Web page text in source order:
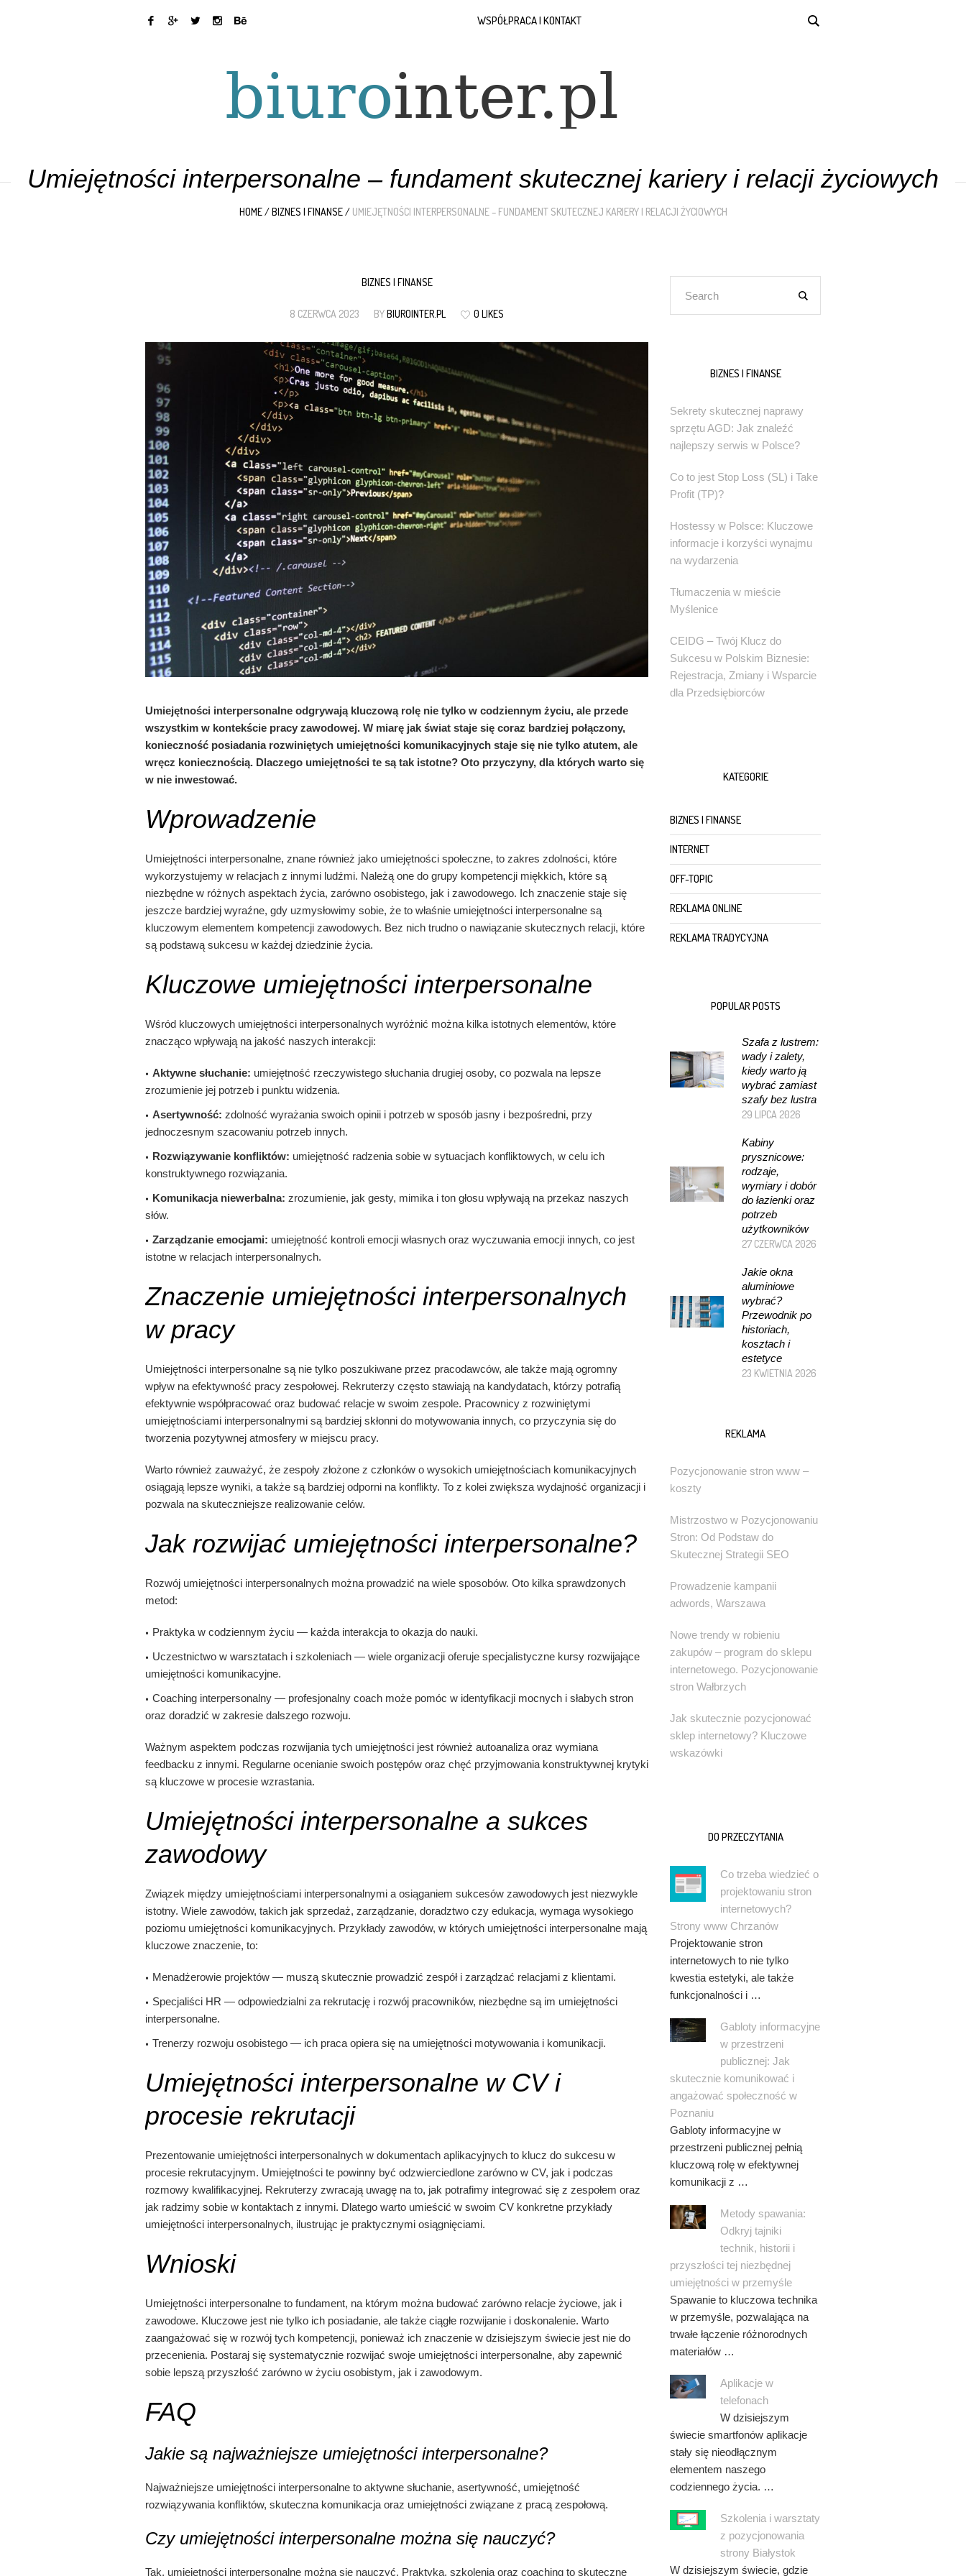
WSPÓŁPRACA I KONTAKT
Umiejętności interpersonalne – fundament skutecznej kariery i relacji życiowych
HOME /BIZNES I FINANSE / UMIEJĘTNOŚCI INTERPERSONALNE – FUNDAMENT SKUTECZNEJ KARIERY I RELACJI ŻYCIOWYCH
BIZNES I FINANSE
8 CZERWCA 2023 BYBIUROINTER.PL 0 LIKES
Umiejętności interpersonalne odgrywają kluczową rolę nie tylko w codziennym życiu, ale przede
wszystkim w kontekście pracy zawodowej. W miarę jak świat staje się coraz bardziej połączony,
konieczność posiadania rozwiniętych umiejętności komunikacyjnych staje się nie tylko atutem, ale
wręcz koniecznością. Dlaczego umiejętności te są tak istotne? Oto przyczyny, dla których warto się
w nie inwestować.
Wprowadzenie
Umiejętności interpersonalne, znane również jako umiejętności społeczne, to zakres zdolności, które
wykorzystujemy w relacjach z innymi ludźmi. Należą one do grupy kompetencji miękkich, które są
niezbędne w różnych aspektach życia, zarówno osobistego, jak i zawodowego. Ich znaczenie staje się
jeszcze bardziej wyraźne, gdy uzmysłowimy sobie, że to właśnie umiejętności interpersonalne są
kluczowym elementem kompetencji zawodowych. Bez nich trudno o nawiązanie skutecznych relacji, które
są podstawą sukcesu w każdej dziedzinie życia.
Kluczowe umiejętności interpersonalne
Wśród kluczowych umiejętności interpersonalnych wyróżnić można kilka istotnych elementów, które
znacząco wpływają na jakość naszych interakcji:
Aktywne słuchanie: umiejętność rzeczywistego słuchania drugiej osoby, co pozwala na lepsze
zrozumienie jej potrzeb i punktu widzenia.
Asertywność: zdolność wyrażania swoich opinii i potrzeb w sposób jasny i bezpośredni, przy
jednoczesnym szacowaniu potrzeb innych.
Rozwiązywanie konfliktów: umiejętność radzenia sobie w sytuacjach konfliktowych, w celu ich
konstruktywnego rozwiązania.
Komunikacja niewerbalna: zrozumienie, jak gesty, mimika i ton głosu wpływają na przekaz naszych
słów.
Zarządzanie emocjami: umiejętność kontroli emocji własnych oraz wyczuwania emocji innych, co jest
istotne w relacjach interpersonalnych.
Znaczenie umiejętności interpersonalnych
w pracy
Umiejętności interpersonalne są nie tylko poszukiwane przez pracodawców, ale także mają ogromny
wpływ na efektywność pracy zespołowej. Rekruterzy często stawiają na kandydatach, którzy potrafią
efektywnie współpracować oraz budować relacje w swoim zespole. Pracownicy z rozwiniętymi
umiejętnościami interpersonalnymi są bardziej skłonni do motywowania innych, co przyczynia się do
tworzenia pozytywnej atmosfery w miejscu pracy.
Warto również zauważyć, że zespoły złożone z członków o wysokich umiejętnościach komunikacyjnych
osiągają lepsze wyniki, a także są bardziej odporni na konflikty. To z kolei zwiększa wydajność organizacji i
pozwala na skuteczniejsze realizowanie celów.
Jak rozwijać umiejętności interpersonalne?
Rozwój umiejętności interpersonalnych można prowadzić na wiele sposobów. Oto kilka sprawdzonych
metod:
Praktyka w codziennym życiu — każda interakcja to okazja do nauki.
Uczestnictwo w warsztatach i szkoleniach — wiele organizacji oferuje specjalistyczne kursy rozwijające
umiejętności komunikacyjne.
Coaching interpersonalny — profesjonalny coach może pomóc w identyfikacji mocnych i słabych stron
oraz doradzić w zakresie dalszego rozwoju.
Ważnym aspektem podczas rozwijania tych umiejętności jest również autoanaliza oraz wymiana
feedbacku z innymi. Regularne ocenianie swoich postępów oraz chęć przyjmowania konstruktywnej krytyki
są kluczowe w procesie wzrastania.
Umiejętności interpersonalne a sukces
zawodowy
Związek między umiejętnościami interpersonalnymi a osiąganiem sukcesów zawodowych jest niezwykle
istotny. Wiele zawodów, takich jak sprzedaż, zarządzanie, doradztwo czy edukacja, wymaga wysokiego
poziomu umiejętności komunikacyjnych. Przykłady zawodów, w których umiejętności interpersonalne mają
kluczowe znaczenie, to:
Menadżerowie projektów — muszą skutecznie prowadzić zespół i zarządzać relacjami z klientami.
Specjaliści HR — odpowiedzialni za rekrutację i rozwój pracowników, niezbędne są im umiejętności
interpersonalne.
Trenerzy rozwoju osobistego — ich praca opiera się na umiejętności motywowania i komunikacji.
Umiejętności interpersonalne w CV i
procesie rekrutacji
Prezentowanie umiejętności interpersonalnych w dokumentach aplikacyjnych to klucz do sukcesu w
procesie rekrutacyjnym. Umiejętności te powinny być odzwierciedlone zarówno w CV, jak i podczas
rozmowy kwalifikacyjnej. Rekruterzy zwracają uwagę na to, jak potrafimy integrować się z zespołem oraz
jak radzimy sobie w kontaktach z innymi. Dlatego warto umieścić w swoim CV konkretne przykłady
umiejętności interpersonalnych, ilustrując je praktycznymi osiągnięciami.
Wnioski
Umiejętności interpersonalne to fundament, na którym można budować zarówno relacje życiowe, jak i
zawodowe. Kluczowe jest nie tylko ich posiadanie, ale także ciągłe rozwijanie i doskonalenie. Warto
zaangażować się w rozwój tych kompetencji, ponieważ ich znaczenie w dzisiejszym świecie jest nie do
przecenienia. Postaraj się systematycznie rozwijać swoje umiejętności interpersonalne, aby zapewnić
sobie lepszą przyszłość zarówno w życiu osobistym, jak i zawodowym.
FAQ
Jakie są najważniejsze umiejętności interpersonalne?
Najważniejsze umiejętności interpersonalne to aktywne słuchanie, asertywność, umiejętność
rozwiązywania konfliktów, skuteczna komunikacja oraz umiejętności związane z pracą zespołową.
Czy umiejętności interpersonalne można się nauczyć?
Tak, umiejętności interpersonalne można się nauczyć. Praktyka, szkolenia oraz coaching to skuteczne
BIZNES I FINANSE
Sekrety skutecznej naprawy
sprzętu AGD: Jak znaleźć
najlepszy serwis w Polsce?
Co to jest Stop Loss (SL) i Take
Profit (TP)?
Hostessy w Polsce: Kluczowe
informacje i korzyści wynajmu
na wydarzenia
Tłumaczenia w mieście
Myślenice
CEIDG – Twój Klucz do
Sukcesu w Polskim Biznesie:
Rejestracja, Zmiany i Wsparcie
dla Przedsiębiorców
KATEGORIE
BIZNES I FINANSE
INTERNET
OFF-TOPIC
REKLAMA ONLINE
REKLAMA TRADYCYJNA
POPULAR POSTS
Szafa z lustrem:
wady i zalety,
kiedy warto ją
wybrać zamiast
szafy bez lustra
29 LIPCA 2026
Kabiny
prysznicowe:
rodzaje,
wymiary i dobór
do łazienki oraz
potrzeb
użytkowników
27 CZERWCA 2026
Jakie okna
aluminiowe
wybrać?
Przewodnik po
historiach,
kosztach i
estetyce
23 KWIETNIA 2026
REKLAMA
Pozycjonowanie stron www –
koszty
Mistrzostwo w Pozycjonowaniu
Stron: Od Podstaw do
Skutecznej Strategii SEO
Prowadzenie kampanii
adwords, Warszawa
Nowe trendy w robieniu
zakupów – program do sklepu
internetowego. Pozycjonowanie
stron Wałbrzych
Jak skutecznie pozycjonować
sklep internetowy? Kluczowe
wskazówki
DO PRZECZYTANIA
Co trzeba wiedzieć o
projektowaniu stron
internetowych?
Strony www Chrzanów
Projektowanie stron
internetowych to nie tylko
kwestia estetyki, ale także
funkcjonalności i …
Gabloty informacyjne
w przestrzeni
publicznej: Jak
skutecznie komunikować i
angażować społeczność w
Poznaniu
Gabloty informacyjne w
przestrzeni publicznej pełnią
kluczową rolę w efektywnej
komunikacji z …
Metody spawania:
Odkryj tajniki
technik, historii i
przyszłości tej niezbędnej
umiejętności w przemyśle
Spawanie to kluczowa technika
w przemyśle, pozwalająca na
trwałe łączenie różnorodnych
materiałów …
Aplikacje w
telefonach
W dzisiejszym
świecie smartfonów aplikacje
stały się nieodłącznym
elementem naszego
codziennego życia. …
Szkolenia i warsztaty
z pozycjonowania
strony Białystok
W dzisiejszym świecie, gdzie